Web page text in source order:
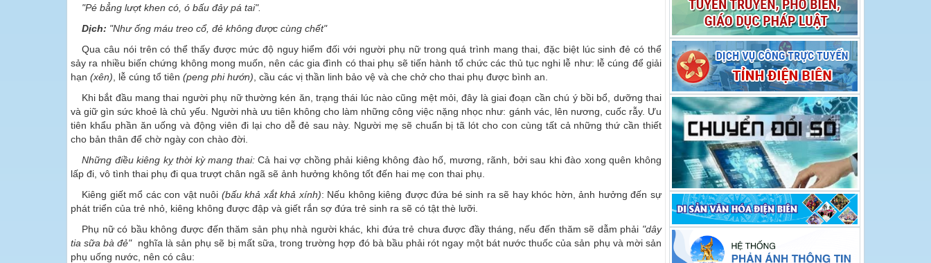
"Pé bẳng lượt khen có, ó bấu đảy pá tai".
Dịch: "Như ống máu treo cổ, đẻ không được cùng chết"
Qua câu nói trên có thể thấy được mức độ nguy hiểm đối với người phụ nữ trong quá trình mang thai, đặc biệt lúc sinh đẻ có thể
sảy ra nhiều biến chứng không mong muốn, nên các gia đình có thai phụ sẽ tiến hành tổ chức các thủ tục nghi lễ như: lễ cúng để giải
hạn (xên) , lễ cúng tổ tiên (peng phi hướn) , cầu các vị thần linh bảo vệ và che chở cho thai phụ được bình an.
Khi bắt đầu mang thai người phụ nữ thường kén ăn, trạng thái lúc nào cũng mệt mỏi, đây là giai đoạn cần chú ý bồi bổ, dưỡng thai
và giữ gìn sức khoẻ là chủ yếu. Người nhà ưu tiên không cho làm những công việc nặng nhọc như: gánh vác, lên nương, cuốc rẫy. Ưu
tiên khẩu phần ăn uống và động viên đi lại cho dễ đẻ sau này. Người mẹ sẽ chuẩn bị tã lót cho con cùng tất cả những thứ cần thiết
cho bản thân để chờ ngày con chào đời.
Những điều kiêng kỵ thời kỳ mang thai:Cả hai vợ chồng phải kiêng không đào hố, mương, rãnh, bởi sau khi đào xong quên không
lấp đi, vô tình thai phụ đi qua trượt chân ngã sẽ ảnh hưởng không tốt đến hai mẹ con thai phụ.
Kiêng giết mổ các con vật nuôi (bấu khả xắt khả xính): Nếu không kiêng được đứa bé sinh ra sẽ hay khóc hờn, ảnh hưởng đến sự
phát triển của trẻ nhỏ, kiêng không được đập và giết rắn sợ đứa trẻ sinh ra sẽ có tật thè lưỡi.
Phụ nữ có bầu không được đến thăm sản phụ nhà người khác, khi đứa trẻ chưa được đầy tháng, nếu đến thăm sẽ dẫm phải "dây
tia sữa bà đẻ"nghĩa là sản phụ sẽ bị mất sữa, trong trường hợp đó bà bầu phải rót ngay một bát nước thuốc của sản phụ và mời sản
phụ uống nước, nên có câu:
Hoa Ban năm 2026
hội Hoa Ban năm
2026